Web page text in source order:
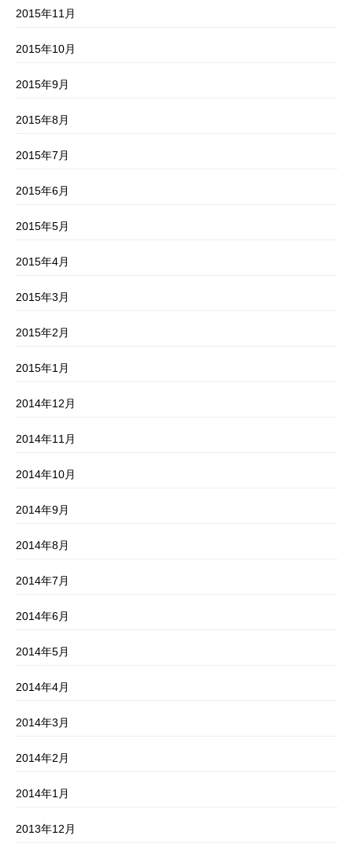
2015年11月
2015年10月
2015年9月
2015年8月
2015年7月
2015年6月
2015年5月
2015年4月
2015年3月
2015年2月
2015年1月
2014年12月
2014年11月
2014年10月
2014年9月
2014年8月
2014年7月
2014年6月
2014年5月
2014年4月
2014年3月
2014年2月
2014年1月
2013年12月